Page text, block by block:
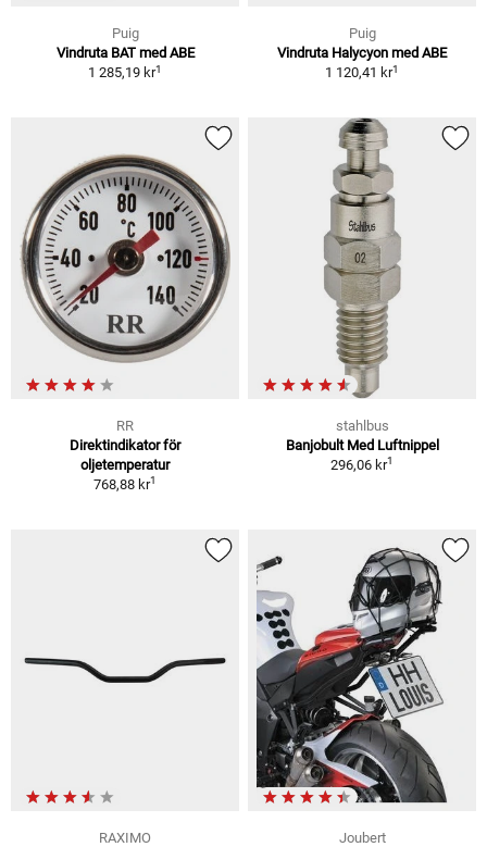
Puig
Vindruta BAT med ABE
1 285,19 kr1
Puig
Vindruta Halycyon med ABE
1 120,41 kr1
RR
Direktindikator för
oljetemperatur
768,88 kr1
stahlbus
Banjobult Med Luftnippel
296,06 kr1
RAXIMO
Joubert